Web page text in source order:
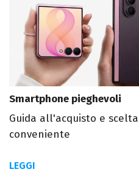
Smartphone pieghevoli
Guida all'acquisto e
conveniente
LEGGI